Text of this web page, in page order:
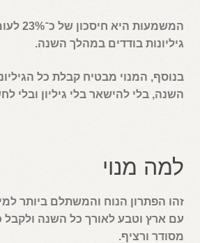
המשמעות
גיליונות בודדים במהלך השנה.
בנוסף, המנוי מבטיח קבלת כל
השנה, בלי להישאר בלי גיליון ובלי
למה מנוי
זהו הפתרון הנוח והמשתלם ביותר
עם ארץ וטבע לאורך כל השנה ולקבל
מסודר ורציף.